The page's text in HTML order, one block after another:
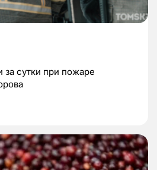
за сутки при пожаре